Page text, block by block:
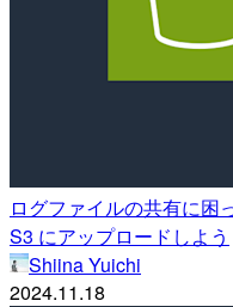
ログファイルの共有に困
S3 にアップロードしよう
Shiina Yuichi
2024.11.18